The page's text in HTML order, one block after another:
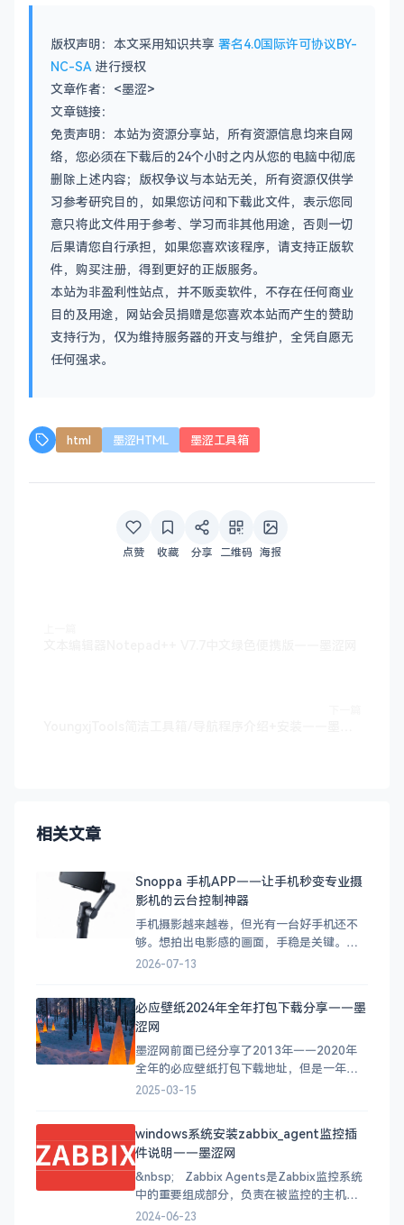
版权声明：本文采用知识共享 署名4.0国际许可协议BY-
NC-SA 进行授权
文章作者：<墨涩>
文章链接：
免责声明：本站为资源分享站，所有资源信息均来自网
络，您必须在下载后的24个小时之内从您的电脑中彻底
删除上述内容；版权争议与本站无关，所有资源仅供学
习参考研究目的，如果您访问和下载此文件，表示您同
意只将此文件用于参考、学习而非其他用途，否则一切
后果请您自行承担，如果您喜欢该程序，请支持正版软
件，购买注册，得到更好的正版服务。
本站为非盈利性站点，并不贩卖软件，不存在任何商业
目的及用途，网站会员捐赠是您喜欢本站而产生的赞助
支持行为，仅为维持服务器的开支与维护，全凭自愿无
任何强求。
html 墨涩HTML 墨涩工具箱
点赞 收藏 分享 二维码 海报
相关文章
Snoppa 手机APP——让手机秒变专业摄
影机的云台控制神器
手机摄影越来越卷，但光有一台好手机还不
够。想拍出电影感的画面，手稳是关键。于
是各种手机云台（稳定器）应运而生，而
款手机 APP，它们分别服务于不同类型的设
备，但都有一个共同目标：让你的手机秒变
专业摄
2026-07-13
必应壁纸2024年全年打包下载分享——墨
涩网
墨涩网前面已经分享了2013年——2020年
全年的必应壁纸打包下载地址，但是一年更
新一次似乎太慢了，那么接下里我会在墨涩
你可以把打包下载的必应美图作成幻灯片桌
面，工作之余可以享受桌面的美图。方法请
参考（Windows
2025-03-15
windows系统安装zabbix_agent监控插
件说明——墨涩网
&nbsp; Zabbix Agents是Zabbix监控系统
中的重要组成部分，负责在被监控的主机上
收集性能和状态数据，并将这些数据发送给
2024-06-23